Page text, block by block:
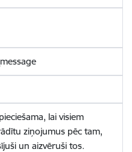
lai visiem
ziņojumus pēc tam,
un aizvēruši tos.